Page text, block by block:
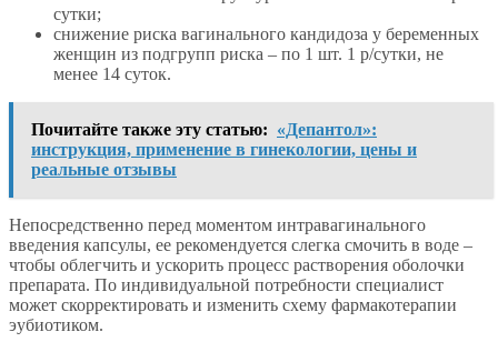
сутки;
снижение риска вагинального кандидоза у беременных
женщин из подгрупп риска – по 1 шт. 1 р/сутки, не
менее 14 суток.
Почитайте также эту статью: «Депантол»:
инструкция, применение в гинекологии, цены и
реальные отзывы
Непосредственно перед моментом интравагинального
введения капсулы, ее рекомендуется слегка смочить в воде –
чтобы облегчить и ускорить процесс растворения оболочки
препарата. По индивидуальной потребности специалист
может скорректировать и изменить схему фармакотерапии
эубиотиком.